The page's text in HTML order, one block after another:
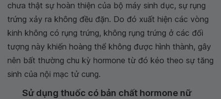
chưa thật sự hoàn thiện của bộ máy sinh dục, sự rụng
trứng xảy ra không đều đặn. Do đó xuất hiện các vòng
kinh không có rụng trứng, không rụng trứng ở các đối
tượng này khiến hoàng thể không được hình thành, gây
nên bất thường chu kỳ hormone từ đó kéo theo sự tăng
sinh của nội mạc tử cung.
Sử dụng thuốc có bản chất hormone nữ